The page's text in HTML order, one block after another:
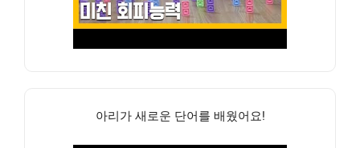
아리가 새로운 단어를 배웠어요!